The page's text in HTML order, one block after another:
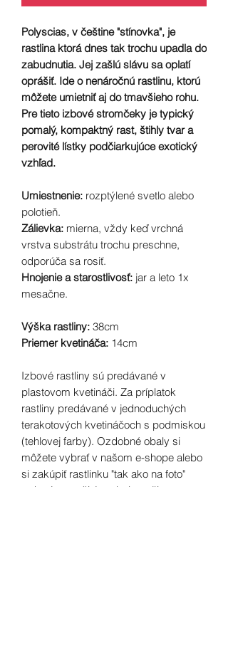
Polyscias, v češtine "stínovka", je
rastlina ktorá dnes tak trochu upadla do
zabudnutia. Jej zašlú slávu sa oplatí
oprášiť. Ide o nenáročnú rastlinu, ktorú
môžete umietniť aj do tmavšieho rohu.
Pre tieto izbové stromčeky je typický
pomalý, kompaktný rast, štihly tvar a
perovité lístky podčiarkujúce exotický
vzhľad.
Umiestnenie: rozptýlené svetlo alebo
polotieň.
Zálievka: mierna, vždy keď vrchná
vrstva substrátu trochu preschne,
odporúča sa rosiť.
Hnojenie a starostlivosť: jar a leto 1x
mesačne.
Výška rastliny: 38cm
Priemer kvetináča: 14cm
Izbové rastliny sú predávané v
plastovom kvetináči. Za príplatok
rastliny predávané v jednoduchých
terakotových kvetináčoch s podmiskou
(tehlovej farby). Ozdobné obaly si
môžete vybrať v našom e-shope alebo
si zakúpiť rastlinku "tak ako na foto"
teda aj s použitým obalom, či